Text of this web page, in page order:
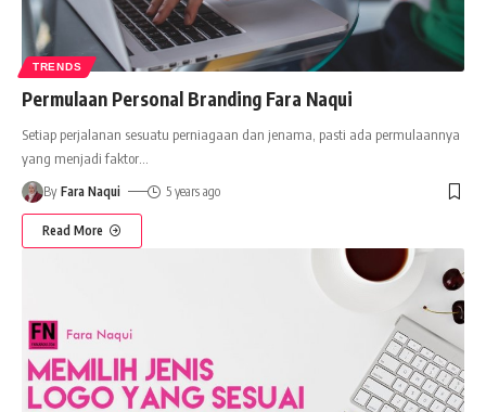
TRENDS
Permulaan Personal Branding Fara Naqui
Setiap perjalanan sesuatu perniagaan dan jenama, pasti ada permulaannya
yang menjadi faktor
By Fara Naqui 5 years ago
Read More